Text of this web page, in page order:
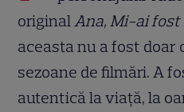
original Ana, Mi-ai fost
aceasta nu a fost doar
sezoane de filmări. A
autentică la viață, la